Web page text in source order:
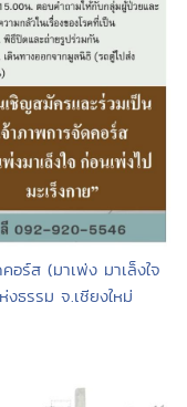
อร์ส (มาเพ่ง มาเล็งใจ
ธรรม จ.เชียงใหม่